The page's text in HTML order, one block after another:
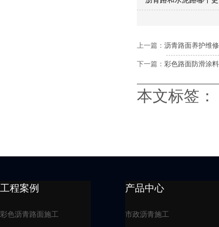
上一篇： 沥青路面养护维
下一篇： 彩色路面防滑涂
本文标签：
工程案例
彩色沥青路面施工
产品中心
市政沥青施工